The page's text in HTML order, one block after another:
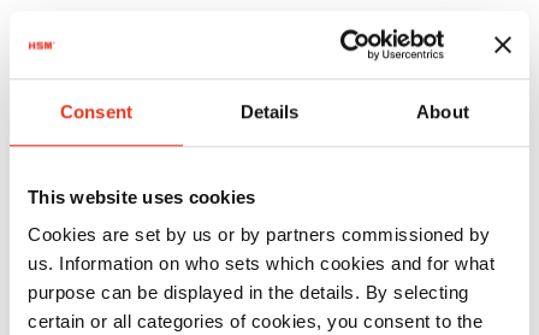
Consent Details About
This website uses cookies
Cookies are set by us or by partners commissioned by
us. Information on who sets which cookies and for what
purpose can be displayed in the details. By selecting
certain or all categories of cookies, you consent to the
N.º
artículo:
SECURIO
B32 - 1 x 5
mm